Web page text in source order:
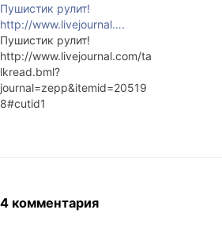
lkpost.bml?
journal=elbonia&itemid=2115
89
http://www.livejournal.com/ta
lkread.bml?
journal=elbonia&itemid=2118
06
lkpost.bml?
Пушистик рулит!
http://www.livejournal….
Пушистик рулит!
http://www.livejournal.com/ta
lkread.bml?
journal=zepp&itemid=20519
8#cutid1
4 комментария